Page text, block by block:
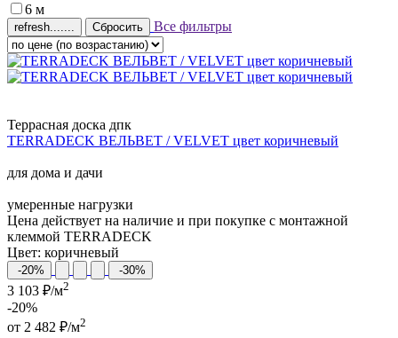
6 м
Сбросить Все фильтры
Террасная доска дпк
TERRADECK ВЕЛЬВЕТ / VELVET цвет коричневый
для дома и дачи
умеренные нагрузки
Цена действует на наличие и при покупке с монтажной
клеммой TERRADECK
Цвет: коричневый
-20% -30%
3 103 ₽/м2
-20%
от 2 482 ₽/м2